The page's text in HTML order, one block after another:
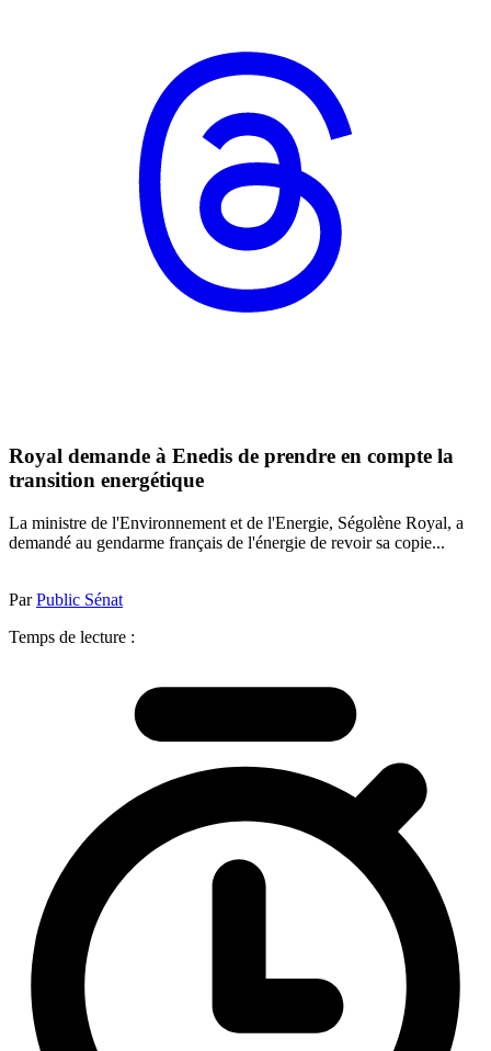
Royal demande à Enedis de prendre en compte la
transition energétique
La ministre de l'Environnement et de l'Energie, Ségolène Royal, a
demandé au gendarme français de l'énergie de revoir sa copie...
ParPublic Sénat
Temps de lecture :